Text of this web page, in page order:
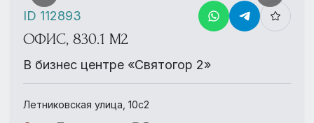
ОФИС, 830.1 М2
В бизнес центре «Святогор 2»
Летниковская улица, 10с2
ID 112893